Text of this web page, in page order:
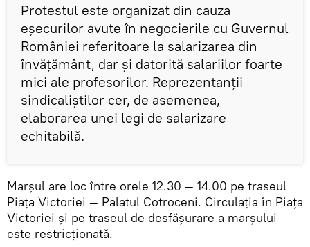
Protestul este organizat din cauza
eşecurilor avute în negocierile cu Guvernul
României referitoare la salarizarea din
învăţământ, dar şi datorită salariilor foarte
mici ale profesorilor. Reprezentanţii
sindicaliştilor cer, de asemenea,
elaborarea unei legi de salarizare
echitabilă.
Marşul are loc între orele 12.30 — 14.00 pe traseul
Piaţa Victoriei — Palatul Cotroceni. Circulaţia în Piaţa
Victoriei şi pe traseul de desfăşurare a marşului
este restricţionată.